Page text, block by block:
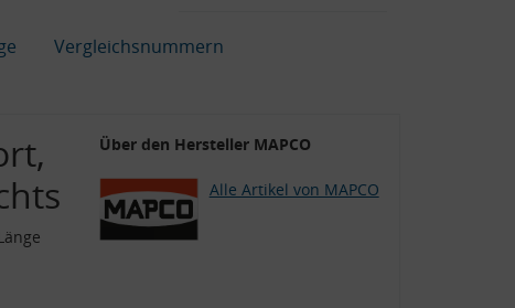
Vergleichsnummern
Über den Hersteller MAPCO
Alle Artikel von MAPCO